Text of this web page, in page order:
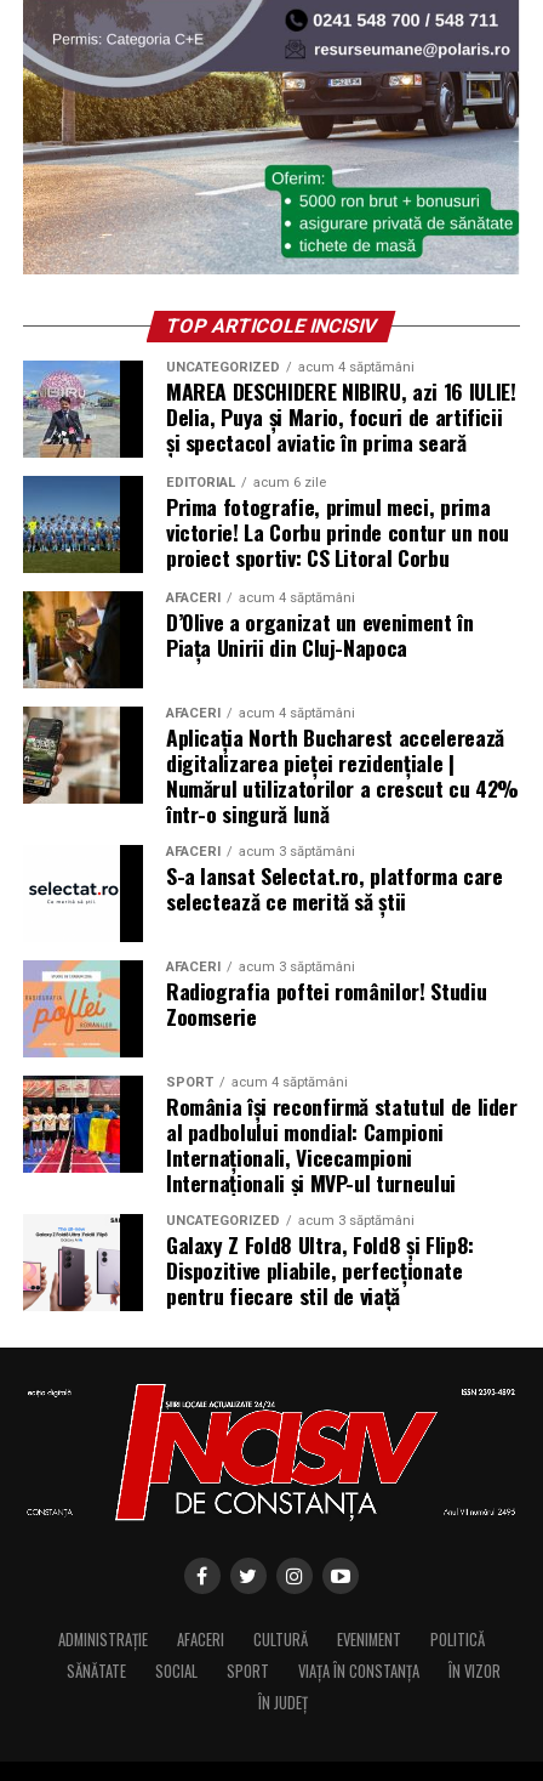
TOP ARTICOLE INCISIV
UNCATEGORIZED acum 4 săptămâni
MAREA DESCHIDERE NIBIRU, azi 16 IULIE!
Delia, Puya și Mario, focuri de artificii
și spectacol aviatic în prima seară
EDITORIAL acum 6 zile
Prima fotografie, primul meci, prima
victorie! La Corbu prinde contur un nou
proiect sportiv: CS Litoral Corbu
AFACERI acum 4 săptămâni
D’Olive a organizat un eveniment în
Piața Unirii din Cluj-Napoca
AFACERI acum 4 săptămâni
Aplicația North Bucharest accelerează
digitalizarea pieței rezidențiale |
Numărul utilizatorilor a crescut cu 42%
într-o singură lună
AFACERI acum 3 săptămâni
S-a lansat Selectat.ro, platforma care
selectează ce merită să știi
AFACERI acum 3 săptămâni
Radiografia poftei românilor! Studiu
Zoomserie
SPORT acum 4 săptămâni
România își reconfirmă statutul de lider
al padbolului mondial: Campioni
Internaționali, Vicecampioni
Internaționali și MVP-ul turneului
UNCATEGORIZED acum 3 săptămâni
Galaxy Z Fold8 Ultra, Fold8 și Flip8:
Dispozitive pliabile, perfecționate
pentru fiecare stil de viață
ADMINISTRAȚIE AFACERI CULTURĂ EVENIMENT
POLITICĂ
SĂNĂTATE
SOCIAL SPORT VIAȚA ÎN CONSTANȚA
ÎN VIZOR
ÎN JUDEȚ